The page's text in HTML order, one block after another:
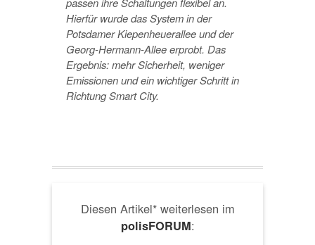
Hierfür wurde das System in der
Potsdamer Kiepenheuerallee und der
Georg-Hermann-Allee erprobt. Das
Ergebnis:mehr Sicherheit, weniger
Emissionenund ein wichtiger Schritt in
RichtungSmart City.
Diesen Artikel* weiterlesen im
polisFORUM: